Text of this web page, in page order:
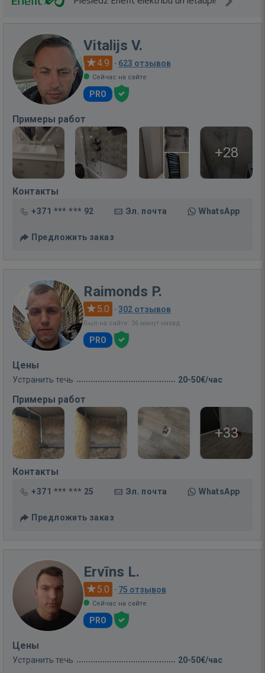
Vitalijs V.
4.9 · 623 отзывов
Сейчас на сайте
PRO
Примеры работ
+28
Контакты
+371 *** *** 92 Эл. почта WhatsApp
Предложить заказ
Raimonds P.
5.0 · 302 отзывов
Был на сайте: 36 минут назад
PRO
Цены
Устранить течь 20-50€/час
Примеры работ
+33
Контакты
+371 *** *** 25 Эл. почта WhatsApp
Предложить заказ
Ervīns L.
5.0 · 75 отзывов
Сейчас на сайте
PRO
Цены
Устранить течь 20-50€/час